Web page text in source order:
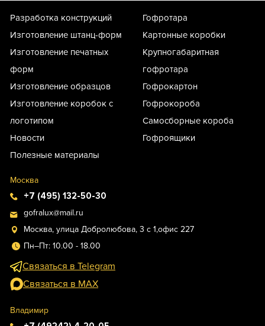
Разработка конструкций
Изготовление штанц-форм
Изготовление печатных
форм
Изготовление образцов
Изготовление коробок с
логотипом
Новости
Полезные материалы
Гофротара
Картонные коробки
Крупногабаритная
гофротара
Гофрокартон
Гофрокороба
Самосборные короба
Гофроящики
Москва
+7 (495) 132-50-30
gofralux@mail.ru
Москва, улица Добролюбова, 3 с 1,офис 227
Пн–Пт: 10.00 - 18.00
Связаться в Telegram
Связаться в MAX
Владимир